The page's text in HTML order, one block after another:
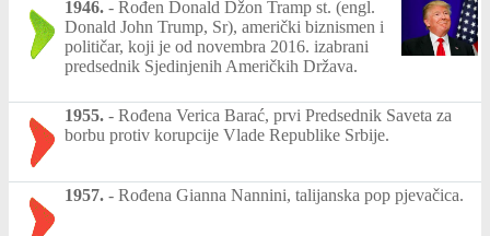
1946. - Rođen Donald Džon Tramp st. (engl.
Donald John Trump, Sr), američki biznismen i
političar, koji je od novembra 2016. izabrani
predsednik Sjedinjenih Američkih Država.
1955. - Rođena Verica Barać, prvi Predsednik Saveta za
borbu protiv korupcije Vlade Republike Srbije.
1957. - Rođena Gianna Nannini, talijanska pop pjevačica.